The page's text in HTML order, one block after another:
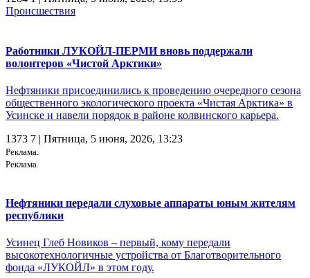
Происшествия
Работники ЛУКОЙЛ-ПЕРМИ вновь поддержали
волонтеров «Чистой Арктики»
Нефтяники присоединились к проведению очередного сезона
общественного экологического проекта «Чистая Арктика» в
Усинске и навели порядок в районе колвинского карьера.
1373 7 | Пятница, 5 июня, 2026, 13:23
Реклама.
Реклама.
Нефтяники передали слуховые аппараты юным жителям
республики
Усинец Глеб Новиков – первый, кому передали
высокотехнологичные устройства от Благотворительного
фонда «ЛУКОЙЛ» в этом году.